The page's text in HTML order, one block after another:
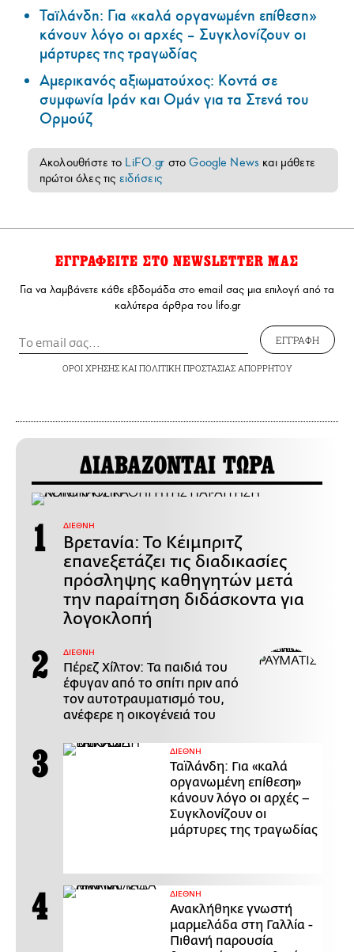
Ταϊλάνδη: Για «καλά οργανωμένη επίθεση»
κάνουν λόγο οι αρχές – Συγκλονίζουν οι
μάρτυρες της τραγωδίας
Αμερικανός αξιωματούχος: Κοντά σε
συμφωνία Ιράν και Ομάν για τα Στενά του
Ορμούζ
Ακολουθήστε το LiFO.gr στοGoogle News και μάθετε
πρώτοι όλες τις ειδήσεις
ΕΓΓΡΑΦΕΙΤΕ ΣΤΟ NEWSLETTER ΜΑΣ
Για να λαμβάνετε κάθε εβδομάδα στο email σας μια επιλογή από τα
καλύτερα άρθρα του lifo.gr
ΕΓΓΡΑΦΗ
ΟΡΟΙ ΧΡΗΣΗΣΚΑΙ ΠΟΛΙΤΙΚΗ ΠΡΟΣΤΑΣΙΑΣ ΑΠΟΡΡΗΤΟΥ
ΔΙΑΒΑΖΟΝΤΑΙ ΤΩΡΑ
ΔΙΕΘΝΗ
Βρετανία: Το Κέιμπριτζ
επανεξετάζει τις διαδικασίες
πρόσληψης καθηγητών μετά
την παραίτηση διδάσκοντα για
λογοκλοπή
ΔΙΕΘΝΗ
Πέρεζ Χίλτον: Τα παιδιά του
έφυγαν από το σπίτι πριν από
τον αυτοτραυματισμό του,
ανέφερε η οικογένειά του
ΔΙΕΘΝΗ
Ταϊλάνδη: Για «καλά
οργανωμένη επίθεση»
κάνουν λόγο οι αρχές –
Συγκλονίζουν οι
μάρτυρες της τραγωδίας
ΔΙΕΘΝΗ
Ανακλήθηκε γνωστή
μαρμελάδα στη Γαλλία -
Πιθανή παρουσία